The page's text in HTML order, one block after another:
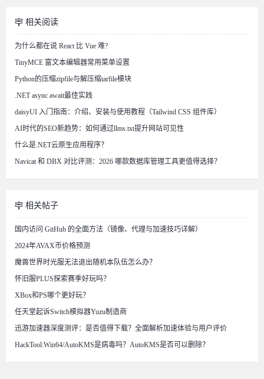
相关阅读
为什么都在说 React 比 Vue 难?
TinyMCE 富文本编辑器常用菜单设置
Python的压缩zipfile与解压缩tarfile模块
.NET async await最佳实践
daisyUI 入门指南：介绍、安装与使用教程（Tailwind CSS 组件库）
AI时代的SEO新趋势：如何通过llms.txt提升网站可见性
什么是.NET云原生应用程序？
Navicat 和 DBX 对比评测：2026 哪款数据库管理工具更值得选择？
相关帖子
国内访问 GitHub 的全面方法（镜像、代理与加速技巧详解）
2024年AVAX币价格预测
魔兽世界时光服无法退出随机本队伍怎么办？
怀旧服PLUS探索赛季好玩吗？
XBox和PS哪个更好玩？
任天堂起诉Switch模拟器Yuzu制造商
迅游加速器深度测评：是否值得下载？全面解析加速体验与用户评价
HackTool:Win64/AutoKMS是病毒吗？AutoKMS是否可以删除？